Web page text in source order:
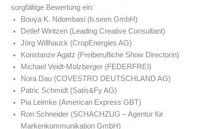
sorgfältige Bewertung ein:
Bouya K. Ndombasi (b.seen GmbH)
Detlef Wintzen (Leading Creative Consultant)
Jörg Willhauck (CropEnergies AG)
Konstanze Agatz (Freiberufliche Show Directorin)
Michael Veidt-Molzberger (FEDERFREI)
Nora Dau (COVESTRO DEUTSCHLAND AG)
Patric Schmidt (Satis&Fy AG)
Pia Leimke (American Express GBT)
Ron Schneider (SCHACHZUG – Agentur für
Markenkommunikation GmbH)